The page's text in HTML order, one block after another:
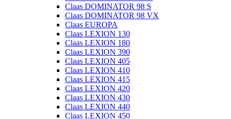
Claas DOMINATOR 98 S
Claas DOMINATOR 98 VX
Claas EUROPA
Claas LEXION 130
Claas LEXION 180
Claas LEXION 390
Claas LEXION 405
Claas LEXION 410
Claas LEXION 415
Claas LEXION 420
Claas LEXION 430
Claas LEXION 440
Claas LEXION 450